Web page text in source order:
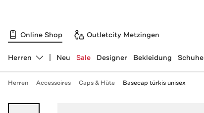
Online Shop Outletcity Metzingen
Abteilung ändern, ausgewählt:
Herren Neu Sale Designer Bekleidung Schuhe
Herren Accessoires Caps & Hüte Basecap türkis unisex